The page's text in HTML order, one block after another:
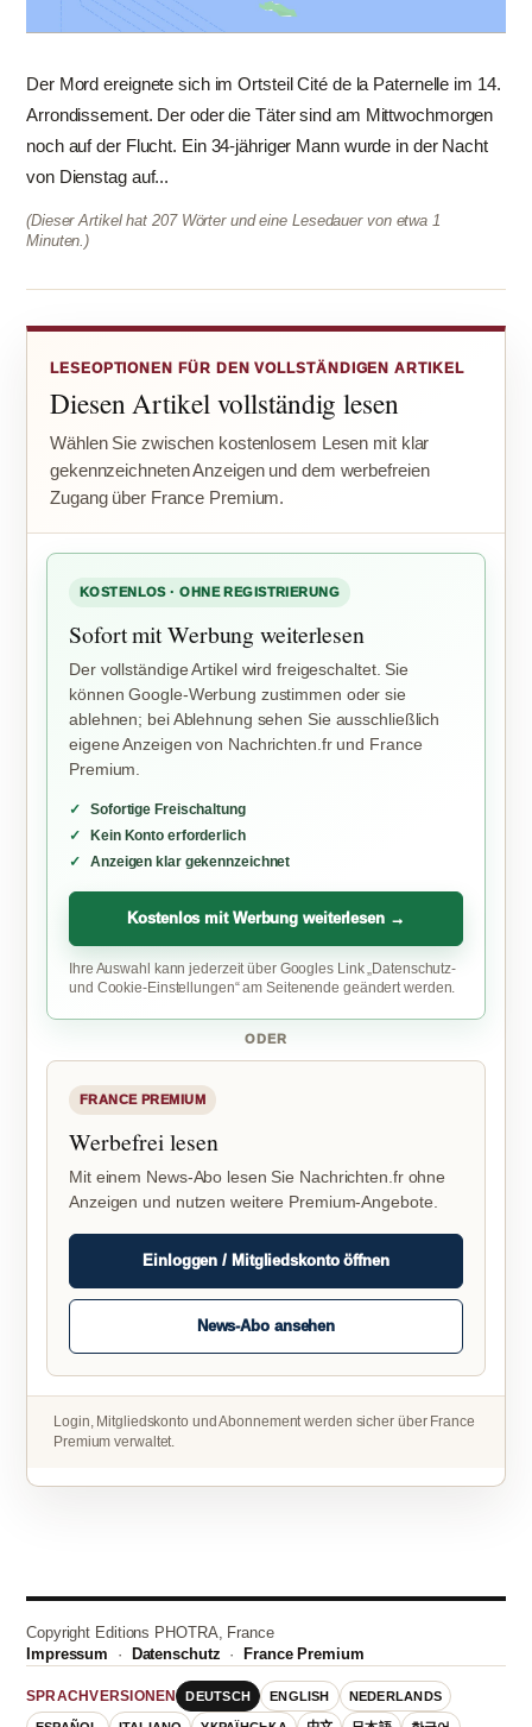
Der Mord ereignete sich im Ortsteil Cité de la Paternelle im 14.
Arrondissement. Der oder die Täter sind am Mittwochmorgen
noch auf der Flucht. Ein 34-jähriger Mann wurde in der Nacht
von Dienstag auf...
(Dieser Artikel hat 207 Wörter und eine Lesedauer von etwa 1
Minuten.)
LESEOPTIONEN FÜR DEN VOLLSTÄNDIGEN ARTIKEL
Diesen Artikel vollständig lesen
Wählen Sie zwischen kostenlosem Lesen mit klar
gekennzeichneten Anzeigen und dem werbefreien
Zugang über France Premium.
KOSTENLOS · OHNE REGISTRIERUNG
Sofort mit Werbung weiterlesen
Der vollständige Artikel wird freigeschaltet. Sie
können Google-Werbung zustimmen oder sie
ablehnen; bei Ablehnung sehen Sie ausschließlich
eigene Anzeigen von Nachrichten.fr und France
Premium.
Sofortige Freischaltung
Kein Konto erforderlich
Anzeigen klar gekennzeichnet
Kostenlos mit Werbung weiterlesen →
Ihre Auswahl kann jederzeit über Googles Link „Datenschutz-
und Cookie-Einstellungen“ am Seitenende geändert werden.
ODER
FRANCE PREMIUM
Werbefrei lesen
Mit einem News-Abo lesen Sie Nachrichten.fr ohne
Anzeigen und nutzen weitere Premium-Angebote.
Einloggen / Mitgliedskonto öffnen
News-Abo ansehen
Login, Mitgliedskonto und Abonnement werden sicher über France
Premium verwaltet.
Copyright Editions PHOTRA, France
Impressum · Datenschutz · France Premium
SPRACHVERSIONEN DEUTSCH ENGLISH NEDERLANDS